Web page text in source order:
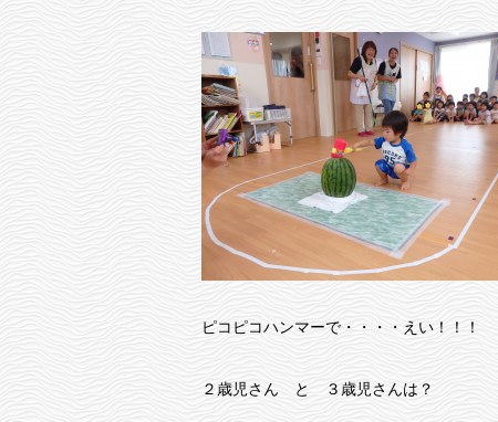
ピコピコハンマーで・・・・えい！！！
２歳児さん と ３歳児さんは？